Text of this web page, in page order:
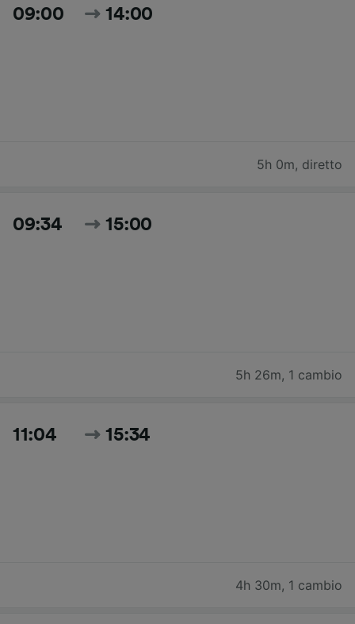
09:00 14:00
5h 0m, diretto
09:34 15:00
5h 26m, 1 cambio
11:04 15:34
4h 30m, 1 cambio